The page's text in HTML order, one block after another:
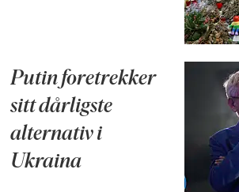
Putin foretrekker
sitt dårligste
alternativ i
Ukraina